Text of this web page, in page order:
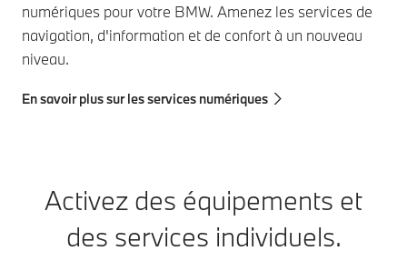
numériques pour votre BMW. Amenez les services de
navigation, d'information et de confort à un nouveau
niveau.
En savoir plus sur les services numériques
Activez des équipements et
des services individuels.